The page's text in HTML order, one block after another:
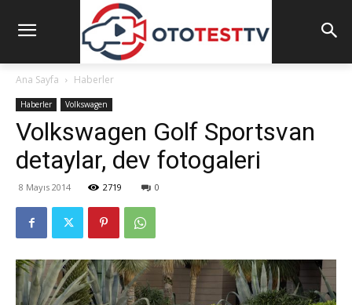
Ana Sayfa Haberler
Haberler Volkswagen
Volkswagen Golf Sportsvan
detaylar, dev fotogaleri
8 Mayıs 2014 2719 0